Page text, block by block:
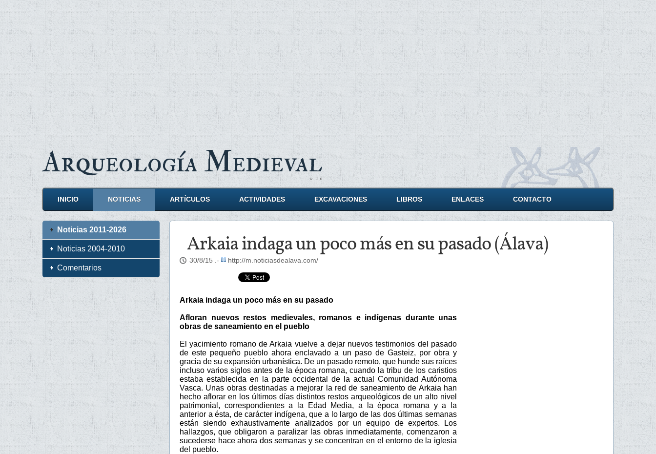
ArqueologíaMedieval
INICIO NOTICIAS ARTÍCULOS ACTIVIDADES EXCAVACIONES LIBROS ENLACES CONTACTO
Arkaia indaga un poco más en su pasado (Álava)
30/8/15 .- http://m.noticiasdealava.com/
Arkaia indaga un poco más en su pasado
Afloran nuevos restos medievales, romanos e indígenas durante unas
obras de saneamiento en el pueblo
El yacimiento romano de Arkaia vuelve a dejar nuevos testimonios del pasado
de este pequeño pueblo ahora enclavado a un paso de Gasteiz, por obra y
gracia de su expansión urbanística. De un pasado remoto, que hunde sus raíces
incluso varios siglos antes de la época romana, cuando la tribu de los caristios
estaba establecida en la parte occidental de la actual Comunidad Autónoma
Vasca. Unas obras destinadas a mejorar la red de saneamiento de Arkaia han
hecho aflorar en los últimos días distintos restos arqueológicos de un alto nivel
patrimonial, correspondientes a la Edad Media, a la época romana y a la
anterior a ésta, de carácter indígena, que a lo largo de las dos últimas semanas
están siendo exhaustivamente analizados por un equipo de expertos. Los
hallazgos, que obligaron a paralizar las obras inmediatamente, comenzaron a
sucederse hace ahora dos semanas y se concentran en el entorno de la iglesia
del pueblo.
Noticias 2011-2026
Noticias 2004-2010
Comentarios